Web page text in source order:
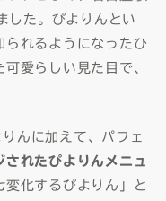
た。ぴよりんとい
られるようになったひ
愛らしい見た目で、
んに加えて、パフェ
れたぴよりんメニュ
変化するぴよりん」と